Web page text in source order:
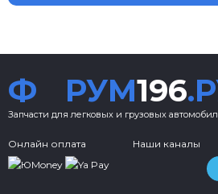
Ф РУМ196
Запчасти для легковых и грузовых
Онлайн оплата Наши каналы